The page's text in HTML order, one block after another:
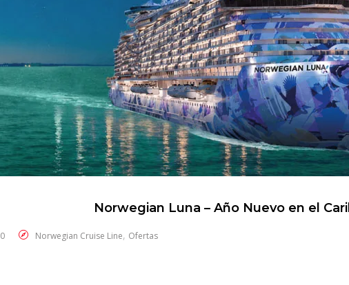
Norwegian Luna – Año Nuevo en el
0 Norwegian Cruise Line, Ofertas